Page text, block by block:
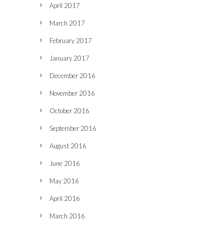
April 2017
March 2017
February 2017
January 2017
December 2016
November 2016
October 2016
September 2016
August 2016
June 2016
May 2016
April 2016
March 2016